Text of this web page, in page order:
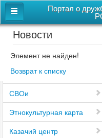
Портал о
Главная
Дом дружбы народов
Новости
СВОи
Этнокультурная карта
Казачий центр
Новости
Элемент не найден!
Возврат к списку